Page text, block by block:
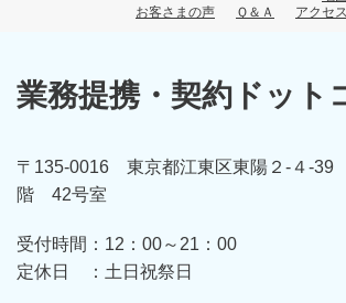
お客さまの声 Ｑ＆Ａ
アクセ
業務提携・契約ドット
〒135-0016 東京都江東区東陽２-４-39
階 42号室
受付時間：12 ：00～21：00
定休日 ： 土日祝祭日